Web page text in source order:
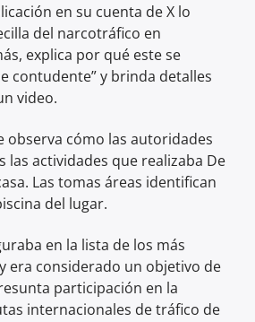
en su cuenta de X lo
del narcotráfico en
explica por qué este se
contudente” y brinda detalles
video.
observa cómo las autoridades
las actividades que realizaba De
Las tomas áreas identifican
del lugar.
en la lista de los más
era considerado un objetivo de
participación en la
internacionales de tráfico de